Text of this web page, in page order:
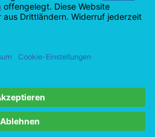
– Ihr E-Zigaretten Online Shop in